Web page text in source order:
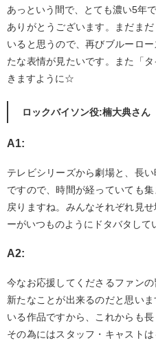
あっという間で、とても濃い5年
ありがとうございます。まだま
いると思うので、再びブルーロ
たな表情が見たいです。また「
きますように☆
ロックバイソン役:楠大典さん
A1:
テレビシリーズから劇場と、長
ですので、時間が経っていても
戻りますね。みんなそれぞれ見
ーがいつものようにドタバタし
A2:
今なお応援してくださるファン
新たなことが出来るのだと思い
いる作品ですから、これからも
その為にはスタッフ・キャスト